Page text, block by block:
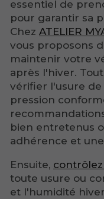
essentiel de
pour garantir sa
Chez ATELIER
vous proposons
maintenir votre
après l'hiver.
vérifier l'usure de
pression
bien entretenus
adhérence et
Ensuite,
toute usure ou
et l'humidité